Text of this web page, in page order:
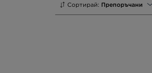
Сортирай: Препоръчани